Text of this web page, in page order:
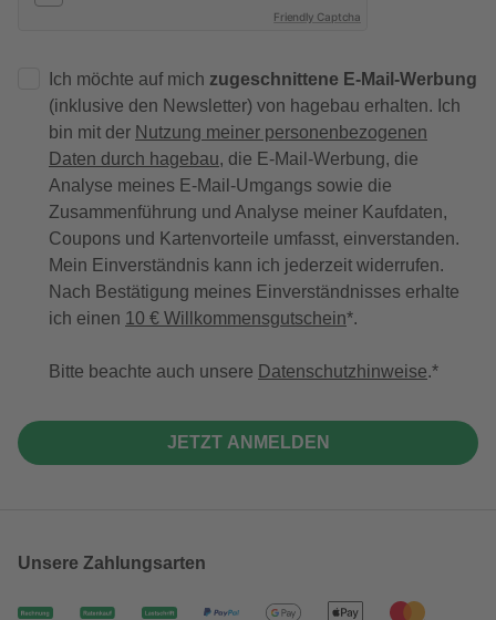
Friendly Captcha
Ich möchte auf mich zugeschnittene E-Mail-Werbung
(inklusive den Newsletter) von hagebau erhalten. Ich
bin mit der Nutzung meiner personenbezogenen
Daten durch hagebau, die E-Mail-Werbung, die
Analyse meines E-Mail-Umgangs sowie die
Zusammenführung und Analyse meiner Kaufdaten,
Coupons und Kartenvorteile umfasst, einverstanden.
Mein Einverständnis kann ich jederzeit widerrufen.
Nach Bestätigung meines Einverständnisses erhalte
ich einen 10 € Willkommensgutschein*.
Bitte beachte auch unsere Datenschutzhinweise.
JETZT ANMELDEN
Unsere Zahlungsarten